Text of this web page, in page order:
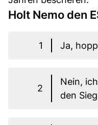
Holt Nemo den
1 Ja,
2
Nein,
den